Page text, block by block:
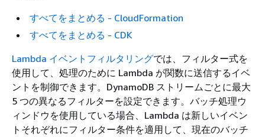
すべてをまとめる - CloudFormation
すべてをまとめる - CDK
Lambda イベントフィルタリングでは、フィルター式を
使用して、処理のために Lambda が関数に送信するイベ
ントを制御できます。DynamoDB ストリームごとに最大
5 つの異なるフィルターを設定できます。バッチ処理ウ
ィンドウを使用している場合、Lambda は新しいイベン
トそれぞれにフィルター条件を適用して、現在のバッチ